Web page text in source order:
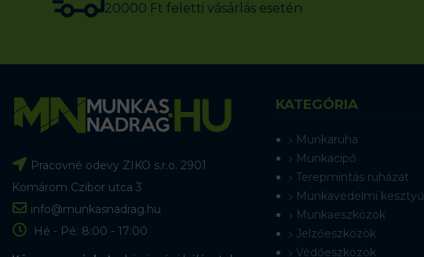
20000 Ft feletti vásárlás esetén
Pracovné odevy ZIKO s.r.o. 2901
Komárom Czibor utca 3
info@munkasnadrag.hu
Hé - Pé: 8:00 - 17:00
KATEGÓRIA
Munkaruha
Munkacipő
Terepmintás ruházat
Munkavédelmi kesztyű
Munkaeszközök
Jelzőeszközök
Védőeszközök